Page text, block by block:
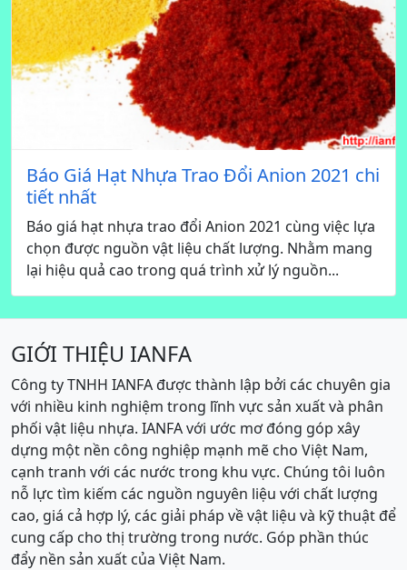
Báo Giá Hạt Nhựa Trao Đổi Anion 2021 chi
tiết nhất
Báo giá hạt nhựa trao đổi Anion 2021 cùng việc lựa
chọn được nguồn vật liệu chất lượng. Nhằm mang
lại hiệu quả cao trong quá trình xử lý nguồn...
GIỚI THIỆU IANFA
Công ty TNHH IANFA được thành lập bởi các chuyên gia
với nhiều kinh nghiệm trong lĩnh vực sản xuất và phân
phối vật liệu nhựa. IANFA với ước mơ đóng góp xây
dựng một nền công nghiệp mạnh mẽ cho Việt Nam,
cạnh tranh với các nước trong khu vực. Chúng tôi luôn
nỗ lực tìm kiếm các nguồn nguyên liệu với chất lượng
cao, giá cả hợp lý, các giải pháp về vật liệu và kỹ thuật để
cung cấp cho thị trường trong nước. Góp phần thúc
đẩy nền sản xuất của Việt Nam.